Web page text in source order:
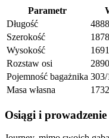
Parametr
Długość
Szerokość
Wysokość
Rozstaw osi
Pojemność bagażnika 303/
Masa własna
Osiągi i